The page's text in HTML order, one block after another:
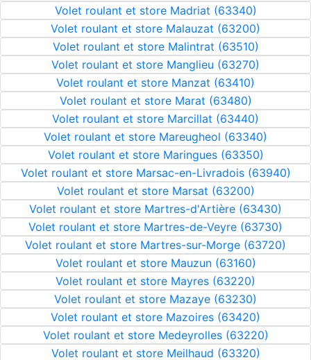
Volet roulant et store Madriat (63340)
Volet roulant et store Malauzat (63200)
Volet roulant et store Malintrat (63510)
Volet roulant et store Manglieu (63270)
Volet roulant et store Manzat (63410)
Volet roulant et store Marat (63480)
Volet roulant et store Marcillat (63440)
Volet roulant et store Mareugheol (63340)
Volet roulant et store Maringues (63350)
Volet roulant et store Marsac-en-Livradois (63940)
Volet roulant et store Marsat (63200)
Volet roulant et store Martres-d'Artière (63430)
Volet roulant et store Martres-de-Veyre (63730)
Volet roulant et store Martres-sur-Morge (63720)
Volet roulant et store Mauzun (63160)
Volet roulant et store Mayres (63220)
Volet roulant et store Mazaye (63230)
Volet roulant et store Mazoires (63420)
Volet roulant et store Medeyrolles (63220)
Volet roulant et store Meilhaud (63320)